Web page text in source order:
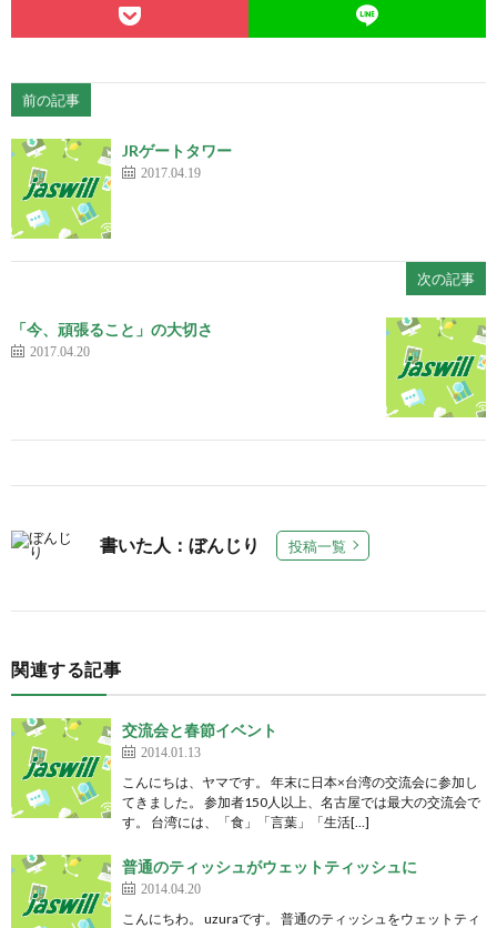
前の記事
JRゲートタワー
2017.04.19
次の記事
「今、頑張ること」の大切さ
2017.04.20
書いた人：ぼんじり 投稿一覧
関連する記事
交流会と春節イベント
2014.01.13
こんにちは、ヤマです。 年末に日本×台湾の交流会に参加し
てきました。 参加者150人以上、名古屋では最大の交流会で
す。 台湾には、「食」「言葉」「生活[…]
普通のティッシュがウェットティッシュに
2014.04.20
こんにちわ。 uzuraです。 普通のティッシュをウェットティ